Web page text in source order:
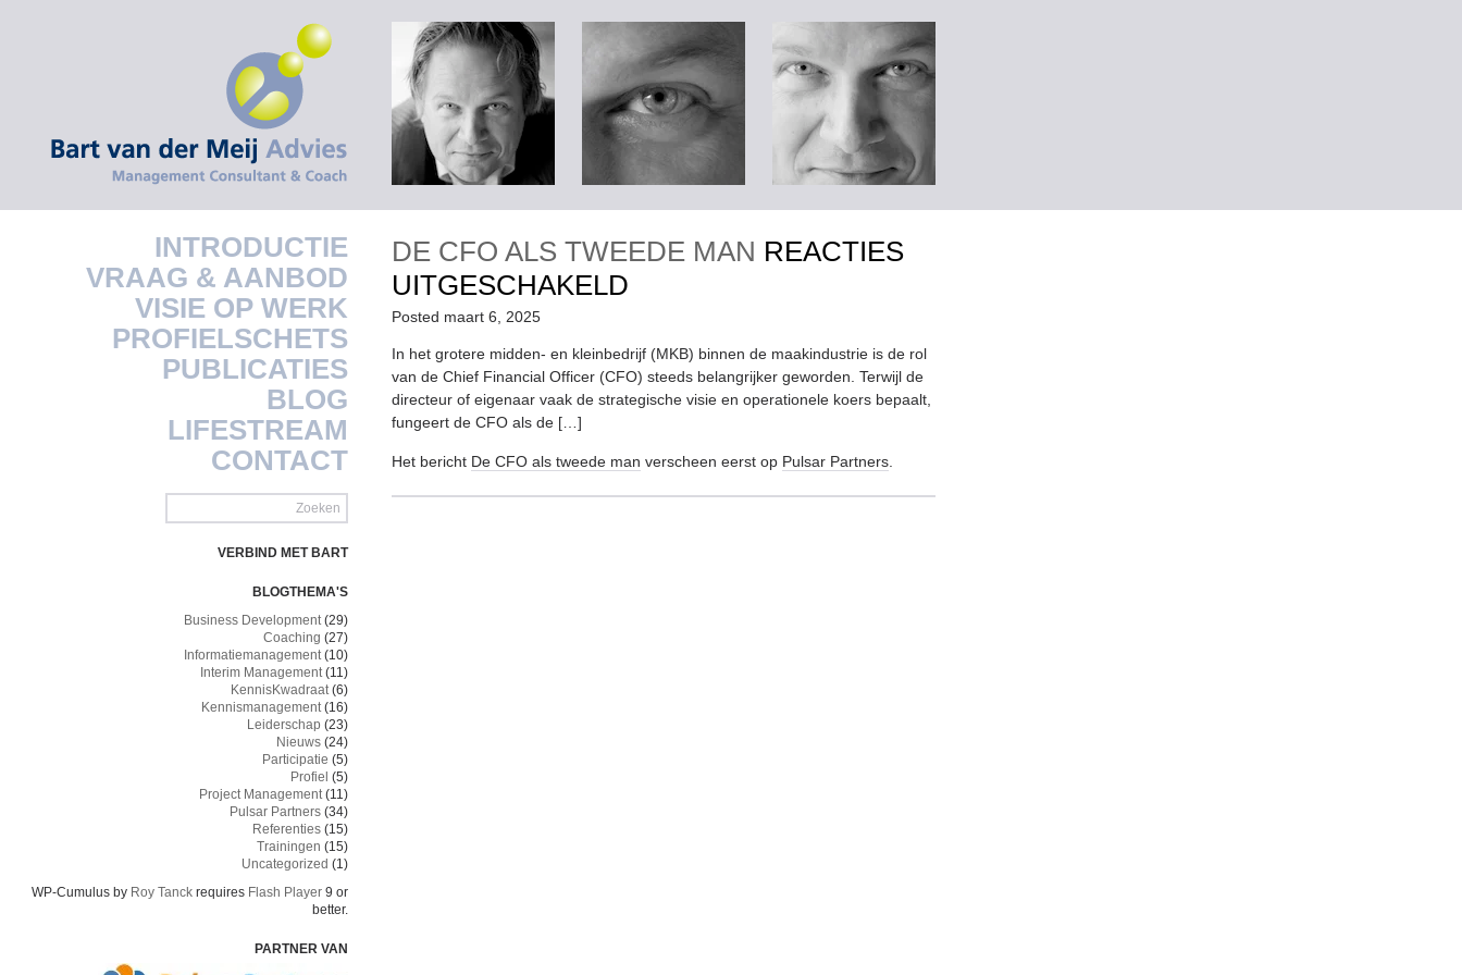
INTRODUCTIE
VRAAG & AANBOD
VISIE OP WERK
PROFIELSCHETS
PUBLICATIES
BLOG
LIFESTREAM
CONTACT
VERBIND MET BART
BLOGTHEMA'S
Business Development(29)
Coaching (27)
Informatiemanagement(10)
Interim Management(11)
KennisKwadraat(6)
Kennismanagement(16)
Leiderschap (23)
Nieuws (24)
Participatie (5)
Profiel (5)
Project Management(11)
Pulsar Partners (34)
Referenties (15)
Trainingen (15)
Uncategorized (1)
WP-Cumulus by Roy Tanck requires Flash Player 9 or
better.
PARTNER VAN
DE CFO ALS TWEEDE MAN REACTIES
UITGESCHAKELD
CFO
ALS
TWEEDE
MAN
Posted maart 6, 2025
In het grotere midden- en kleinbedrijf (MKB) binnen de maakindustrie is de rol
van de Chief Financial Officer (CFO) steeds belangrijker geworden. Terwijl de
directeur of eigenaar vaak de strategische visie en operationele koers bepaalt,
fungeert de CFO als de […]
Het bericht De CFO als tweede man verscheen eerst op Pulsar Partners